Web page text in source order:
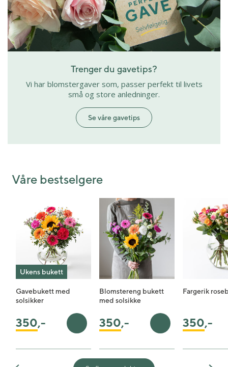
Trenger du gavetips?
Vi har blomstergaver som, passer perfekt til livets
små og store anledninger.
Se våre gavetips
Våre bestselgere
Ukens bukett
Gavebukett med
solsikker
350,- Legg i handlekurv
Blomstereng bukett
med solsikke
350,- Legg i handlekurv
Fargerik
350,-